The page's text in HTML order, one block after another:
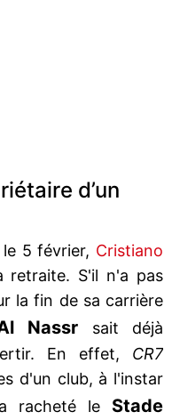
d’un
5 février, Cristiano
retraite. S'il n'a pas
la fin de sa carrière
Nassr sait déjà
En effet, CR7
d'un club, à l'instar
racheté le Stade